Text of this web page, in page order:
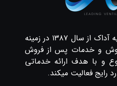
شرکت صنایع پیشرو تهویه آداک از سال ۱۳۸۷ در زمینه
و خدمات پس از فروش
و با هدف ارائه خدماتی
رایج فعالیت میکند.